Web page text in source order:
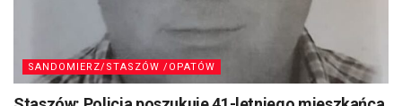
SANDOMIERZ/STASZÓW /OPATÓW